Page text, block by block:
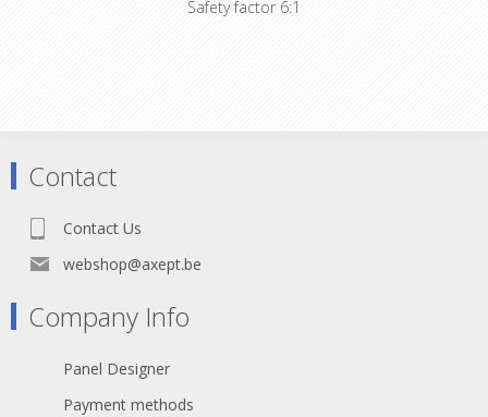
Safety factor 6:1
Contact
Contact Us
webshop@axept.be
Company Info
Panel Designer
Payment methods